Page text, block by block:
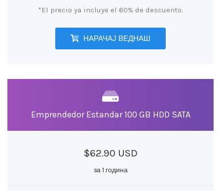
*El precio ya incluye el 60% de descuento.
НАРАЧАЈ ВЕДНАШ
Emprendedor Estandar 100 GB HDD SATA
$62.90 USD
за 1 година